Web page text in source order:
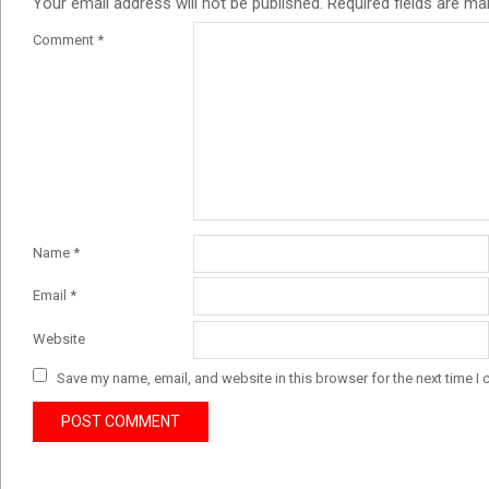
Comment *
Name *
Email *
Website
Save my name, email, and website in this browser for the next time I